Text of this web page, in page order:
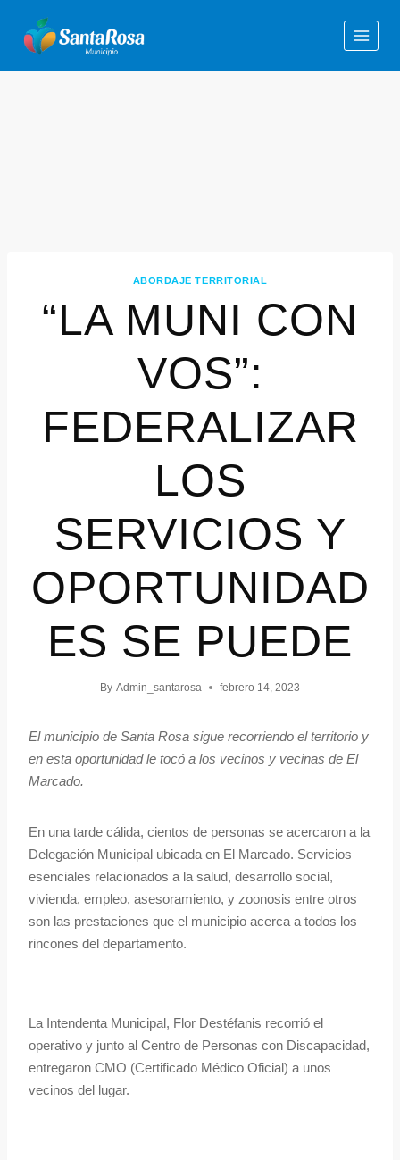
ABORDAJE TERRITORIAL
“LA MUNI CON
VOS”:
FEDERALIZAR
LOS
SERVICIOS Y
OPORTUNIDAD
ES SE PUEDE
By Admin_santarosa febrero 14, 2023
El municipio de Santa Rosa sigue recorriendo el territorio y
en esta oportunidad le tocó a los vecinos y vecinas de El
Marcado.
En una tarde cálida, cientos de personas se acercaron a la
Delegación Municipal ubicada en El Marcado. Servicios
esenciales relacionados a la salud, desarrollo social,
vivienda, empleo, asesoramiento, y zoonosis entre otros
son las prestaciones que el municipio acerca a todos los
rincones del departamento.
La Intendenta Municipal, Flor Destéfanis recorrió el
operativo y junto al Centro de Personas con Discapacidad,
entregaron CMO (Certificado Médico Oficial) a unos
vecinos del lugar.